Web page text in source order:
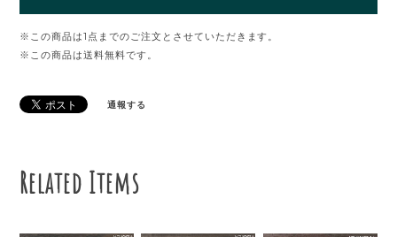
※この商品は1点までのご注文とさせていただきます。
※この商品は送料無料です。
通報する
Related Items